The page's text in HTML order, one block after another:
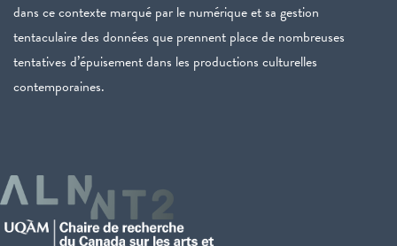
dans ce contexte marqué par le numérique et sa gestion
tentaculaire des données que prennent place de nombreuses
tentatives d’épuisement dans les productions culturelles
contemporaines.